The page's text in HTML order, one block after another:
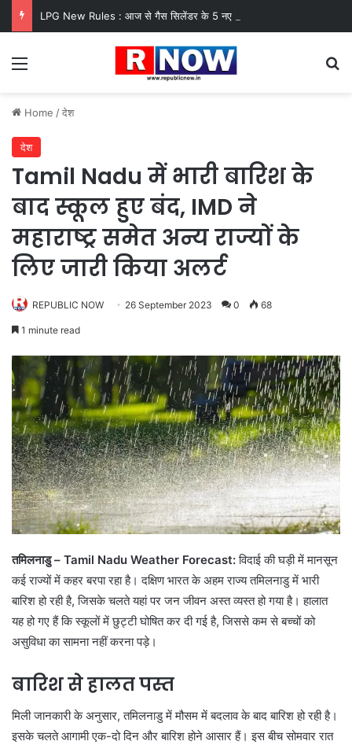
Menu
Home /देश
देश
Tamil Nadu में भारी बारिश के
बाद स्कूल हुए बंद, IMD ने
महाराष्ट्र समेत अन्य राज्यों के
लिए जारी किया अलर्ट
REPUBLIC NOW 26 September 2023 0 68
1 minute read
तमिलनाडु – Tamil Nadu Weather Forecast:विदाई की घड़ी में मानसून
कई राज्यों में कहर बरपा रहा है। दक्षिण भारत के अहम राज्य तमिलनाडु में भारी
बारिश हो रही है, जिसके चलते यहां पर जन जीवन अस्त व्यस्त हो गया है। हालात
यह हो गए हैं कि स्कूलों में छुट्टी घोषित कर दी गई है, जिससे कम से बच्चों को
असुविधा का सामना नहीं करना पड़े।
बारिश से हालत पस्त
मिली जानकारी के अनुसार, तमिलनाडु में मौसम में बदलाव के बाद बारिश हो रही है।
इसके चलते आगामी एक-दो दिन और बारिश होने आसार हैं। इस बीच सोमवार रात